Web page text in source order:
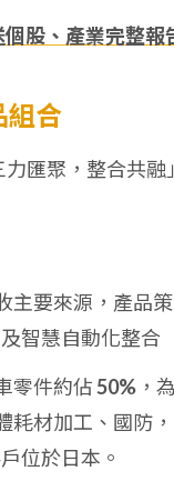
股、產業完整報
組合
力匯聚，整合共
主要來源，產品
智慧自動化整
零件約佔50% ，
耗材加工、國防
位於日本。